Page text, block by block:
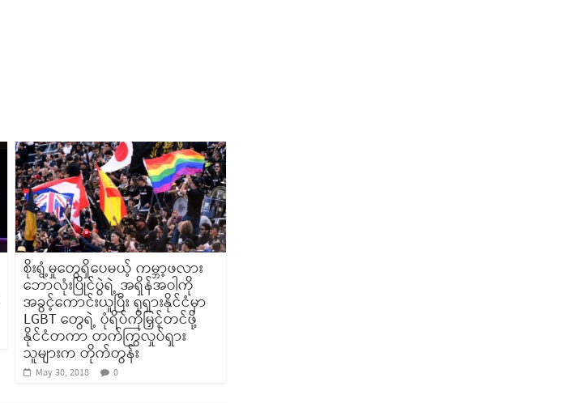
စိုးရွံ့မှုတွေရှိပေမယ့် ကမ္ဘာ့ဖလား
ဘောလုံးပြိုင်ပွဲရဲ့ အရှိန်အဝါကို
အခွင့်ကောင်းယူပြီး ရုရှားနိုင်ငံမှာ
LGBT တွေရဲ့ ပုံရိပ်ကိုမြှင့်တင်ဖို့
နိုင်ငံတကာ တက်ကြွလှုပ်ရှား
သူများက တိုက်တွန်း
May 30, 2018 0